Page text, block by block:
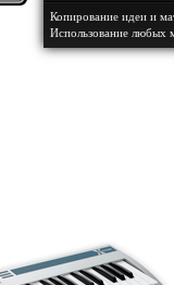
Копирование идеи и
Использование любых